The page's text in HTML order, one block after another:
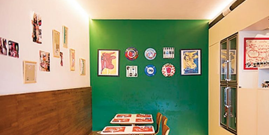
2026年8月号『お茶の時間です。』
2026年7月号「鎌倉 ローカルが 教えてくれた 本当の歩き方。」
2026年6月号「大銀座 トレンドが生まれる 新しい一流店へ。」
2026年5月号「“大好き”に出会いに。韓国」
MAGAZINE MOOK
FOLLOW US!